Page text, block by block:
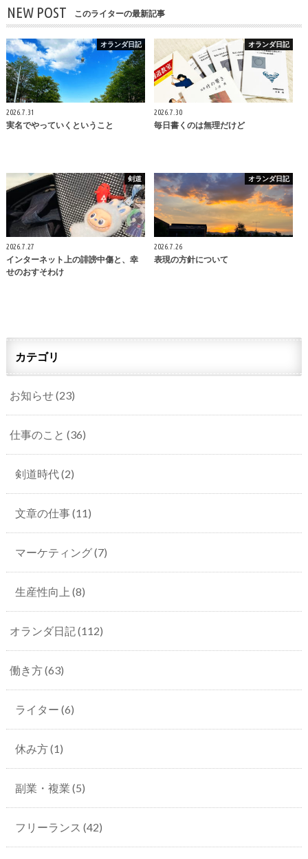
NEW POST このライターの最新記事
オランダ日記
2026.7.31
実名でやっていくということ
オランダ日記
2026.7.30
毎日書くのは無理だけど
剣道
2026.7.27
インターネット上の誹謗中傷と、幸
せのおすそわけ
オランダ日記
2026.7.26
表現の方針について
カテゴリ
お知らせ(23)
仕事のこと (36)
剣道時代(2)
文章の仕事(11)
マーケティング(7)
生産性向上 (8)
オランダ日記(112)
働き方(63)
ライター (6)
休み方(1)
副業・複業 (5)
フリーランス (42)